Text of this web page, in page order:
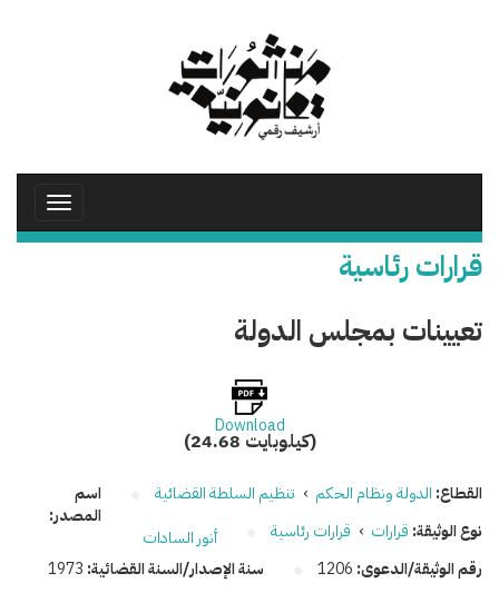
Toggle
قرارات رئاسية
تعيينات بمجلس الدولة
Download
(24.68 كيلوبايت)
القطاع: الدولة ونظام الحكم › تنظيم السلطة القضائية
نوع الوثيقة: قرارات › قرارات رئاسية
رقم الوثيقة/الدعوى: 1206 سنة الإصدار/السنة القضائية: 1973
اسم
المصدر:
أنور السادات